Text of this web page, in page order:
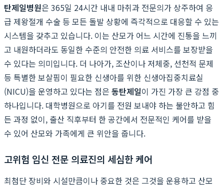
탄제일병원은 365일 24시간 내내 마취과 전문의가 상주하여 응
급 제왕절개 수술 등 모든 돌발 상황에 즉각적으로 대응할 수 있는
시스템을 갖추고 있습니다. 이는 산모가 어느 시간에 진통을 느끼
고 내원하더라도 동일한 수준의 안전한 의료 서비스를 보장받을
수 있다는 의미입니다. 더 나아가, 조산이나 저체중, 선천적 문제
등 특별한 보살핌이 필요한 신생아를 위한 신생아집중치료실
(NICU)을 운영하고 있다는 점은 동탄제일이 가진 가장 큰 강점 중
하나입니다. 대학병원으로 아기를 전원 보내야 하는 불안하고 힘
든 과정 없이, 출산 직후부터 한 공간에서 전문적인 케어를 받을
수 있어 산모와 가족에게 큰 위안을 줍니다.
고위험 임신 전문 의료진의 세심한 케어
최첨단 장비와 시설만큼이나 중요한 것은 그것을 운용하고 산모